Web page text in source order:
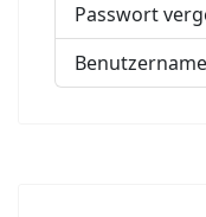
Passwort